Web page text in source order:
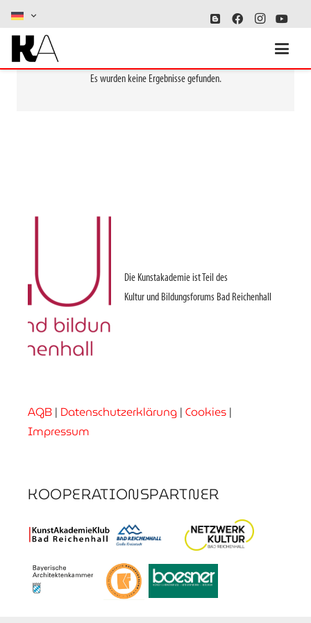
Es wurden keine Ergebnisse gefunden.
Die Kunstakademie ist Teil des
Kultur und Bildungsforums Bad Reichenhall
AGB | Datenschutzerklärung | Cookies |
Impressum
KOOPERATIONSPARTNER